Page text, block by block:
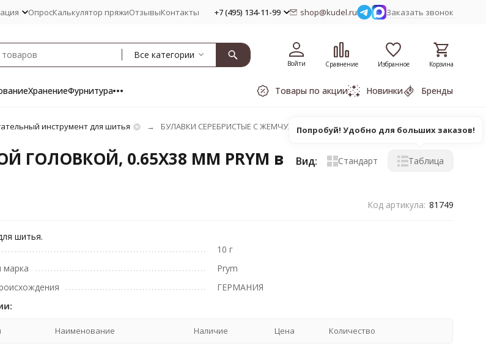
ОпросКалькулятор пряжиОтзывыКонтакты +7 (495) 134-11-99 shop@kudel.ru Заказать звонок
Все категории
Войти Сравнение Избранное Корзина
ХранениеФурнитура Товары по акции Новинки Бренды
инструмент для шитья БУЛАВКИ СЕРЕБРИСТЫЕ С ЖЕМЧУЖНОЙ ГОЛОВКОЙ, 0.65X38 ММ PRYM
ГОЛОВКОЙ, 0.65X38 ММ PRYM в
Вид: Стандарт Таблица
Код артикула: 81749
шитья.
10 г
марка
Prym
ГЕРМАНИЯ
Наименование Наличие Цена Количество
Попробуй! Удобно для больших заказов!